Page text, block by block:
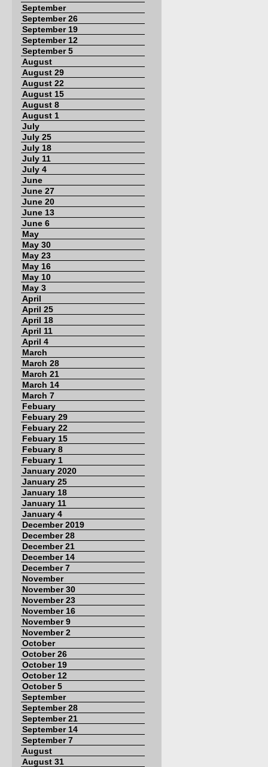
September
September 26
September 19
September 12
September 5
August
August 29
August 22
August 15
August 8
August 1
July
July 25
July 18
July 11
July 4
June
June 27
June 20
June 13
June 6
May
May 30
May 23
May 16
May 10
May 3
April
April 25
April 18
April 11
April 4
March
March 28
March 21
March 14
March 7
Febuary
Febuary 29
Febuary 22
Febuary 15
Febuary 8
Febuary 1
January 2020
January 25
January 18
January 11
January 4
December 2019
December 28
December 21
December 14
December 7
November
November 30
November 23
November 16
November 9
November 2
October
October 26
October 19
October 12
October 5
September
September 28
September 21
September 14
September 7
August
August 31